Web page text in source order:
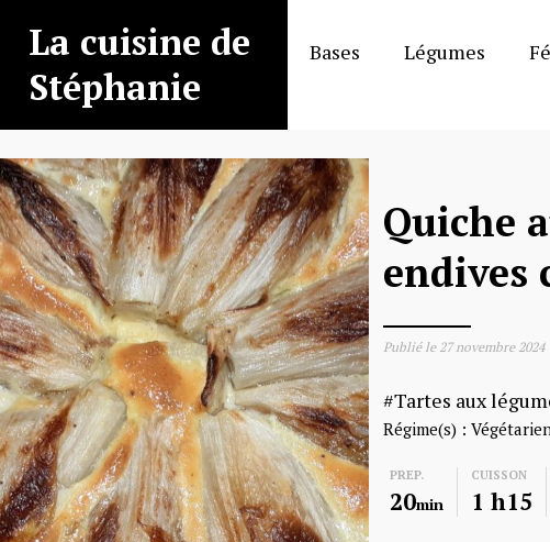
contenu
La cuisine de
Stéphanie
Bases Légumes
Quiche
endives
Publié le 27 novembre 2024
Tartes aux
Régime(s) :
PREP.
20min
CUISSON
1 h15